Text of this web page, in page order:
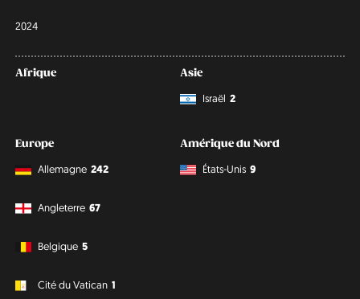
2024
Afrique
Asie
Israël 2
Europe
Allemagne 242
Angleterre 67
Belgique 5
Cité du Vatican 1
Amérique du Nord
États-Unis 9